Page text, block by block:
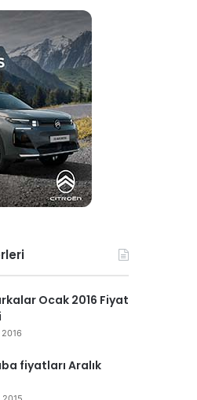
Ocak 2016 Fiyat
fiyatları Aralık